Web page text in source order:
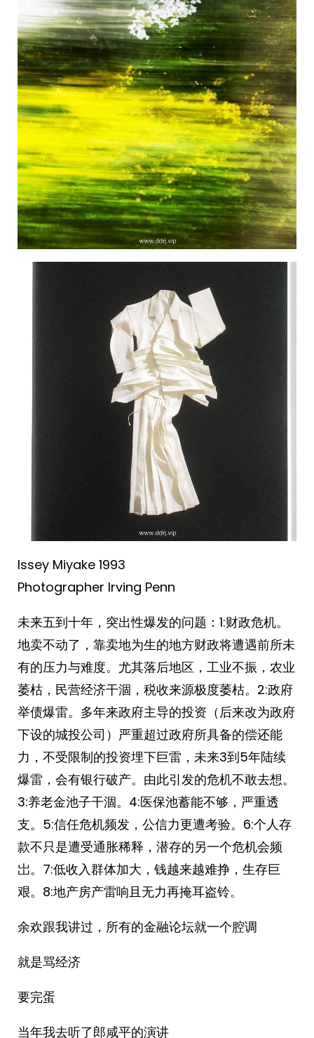
Issey Miyake 1993
Photographer Irving Penn ​​​
未来五到十年，突出性爆发的问题：1:财政危机。
地卖不动了，靠卖地为生的地方财政将遭遇前所未
有的压力与难度。尤其落后地区，工业不振，农业
萎枯，民营经济干涸，税收来源极度萎枯。2:政府
举债爆雷。多年来政府主导的投资（后来改为政府
下设的城投公司）严重超过政府所具备的偿还能
力，不受限制的投资埋下巨雷，未来3到5年陆续
爆雷，会有银行破产。由此引发的危机不敢去想。
3:养老金池子干涸。4:医保池蓄能不够，严重透
支。5:信任危机频发，公信力更遭考验。6:个人存
款不只是遭受通胀稀释，潜存的另一个危机会频
岀。7:低收入群体加大，钱越来越难挣，生存巨
艰。8:地产房产雷响且无力再掩耳盗铃。
余欢跟我讲过，所有的金融论坛就一个腔调
就是骂经济
要完蛋
当年我去听了郎咸平的演讲